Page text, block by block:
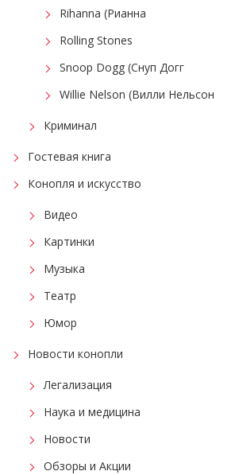
Rihanna (Рианна
Rolling Stones
Snoop Dogg (Снуп Догг
Willie Nelson (Вилли Нельсон
Криминал
Гостевая книга
Конопля и искусство
Видео
Картинки
Музыка
Театр
Юмор
Новости конопли
Легализация
Наука и медицина
Новости
Обзоры и Акции